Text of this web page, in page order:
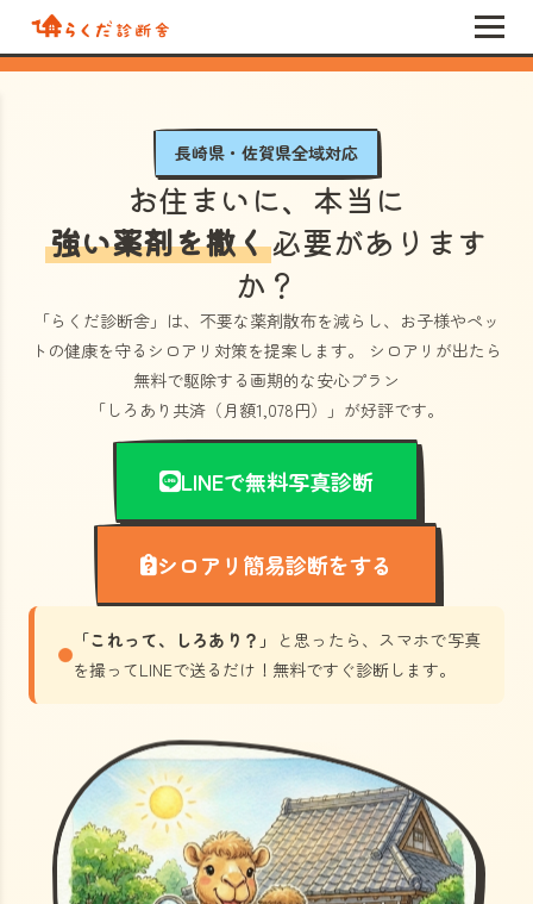
長崎県・佐賀県全域対応
お住まいに、本当に
強い薬剤を撒く必要があります
か？
「らくだ診断舎」 は、不要な薬剤散布を減らし、お子様やペッ
トの健康を守るシロアリ対策を提案します。 シロアリが出たら
無料で駆除する画期的な安心プラン
「しろあり共済（月額1,078円）」 が好評です。
LINEで無料写真診断
シロアリ簡易診断をする
「これって、しろあり？」
と思ったら、スマホで写真
を撮ってLINEで送るだけ！無料ですぐ診断します。